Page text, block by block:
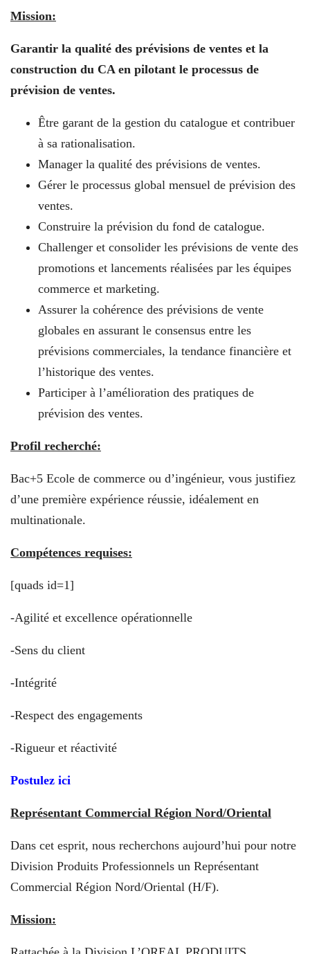
Mission:
Garantir la qualité des prévisions de ventes et la
construction du CA en pilotant le processus de
prévision de ventes.
Être garant de la gestion du catalogue et contribuer
à sa rationalisation.
Manager la qualité des prévisions de ventes.
Gérer le processus global mensuel de prévision des
ventes.
Construire la prévision du fond de catalogue.
Challenger et consolider les prévisions de vente des
promotions et lancements réalisées par les équipes
commerce et marketing.
Assurer la cohérence des prévisions de vente
globales en assurant le consensus entre les
prévisions commerciales, la tendance financière et
l’historique des ventes.
Participer à l’amélioration des pratiques de
prévision des ventes.
Profil recherché:
Bac+5 Ecole de commerce ou d’ingénieur, vous justifiez
d’une première expérience réussie, idéalement en
multinationale.
Compétences requises:
[quads id=1]
-Agilité et excellence opérationnelle
-Sens du client
-Intégrité
-Respect des engagements
-Rigueur et réactivité
Postulez ici
Représentant Commercial Région Nord/Oriental
Dans cet esprit, nous recherchons aujourd’hui pour notre
Division Produits Professionnels un Représentant
Commercial Région Nord/Oriental (H/F).
Mission: